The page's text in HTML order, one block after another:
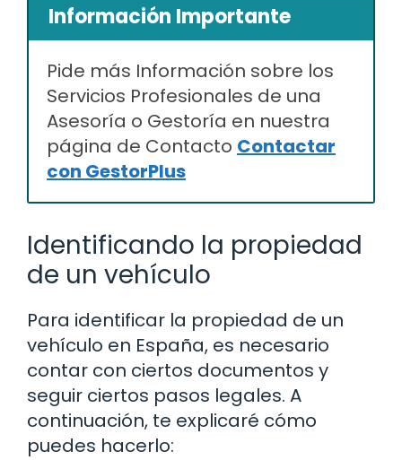
Información Importante
Pide más Información sobre los
Servicios Profesionales de una
Asesoría o Gestoría en nuestra
página de Contacto Contactar
con GestorPlus
Identificando la propiedad
de un vehículo
Para identificar la propiedad de un
vehículo en España, es necesario
contar con ciertos documentos y
seguir ciertos pasos legales. A
continuación, te explicaré cómo
puedes hacerlo: